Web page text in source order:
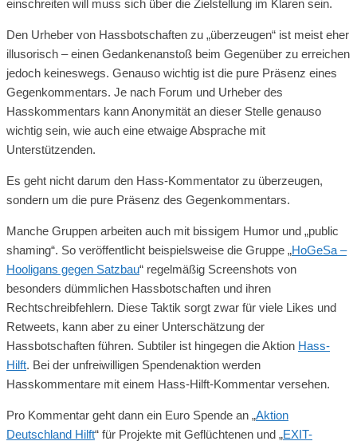
einschreiten will muss sich über die Zielstellung im Klaren sein.
Den Urheber von Hassbotschaften zu „überzeugen“ ist meist eher
illusorisch – einen Gedankenanstoß beim Gegenüber zu erreichen
jedoch keineswegs. Genauso wichtig ist die pure Präsenz eines
Gegenkommentars. Je nach Forum und Urheber des
Hasskommentars kann Anonymität an dieser Stelle genauso
wichtig sein, wie auch eine etwaige Absprache mit
Unterstützenden.
Es geht nicht darum den Hass-Kommentator zu überzeugen,
sondern um die pure Präsenz des Gegenkommentars.
Manche Gruppen arbeiten auch mit bissigem Humor und „public
shaming“. So veröffentlicht beispielsweise die Gruppe „HoGeSa –
Hooligans gegen Satzbau“ regelmäßig Screenshots von
besonders dümmlichen Hassbotschaften und ihren
Rechtschreibfehlern. Diese Taktik sorgt zwar für viele Likes und
Retweets, kann aber zu einer Unterschätzung der
Hassbotschaften führen. Subtiler ist hingegen die Aktion Hass-
Hilft. Bei der unfreiwilligen Spendenaktion werden
Hasskommentare mit einem Hass-Hilft-Kommentar versehen.
Pro Kommentar geht dann ein Euro Spende an „Aktion
Deutschland Hilft“ für Projekte mit Geflüchtenen und „EXIT-